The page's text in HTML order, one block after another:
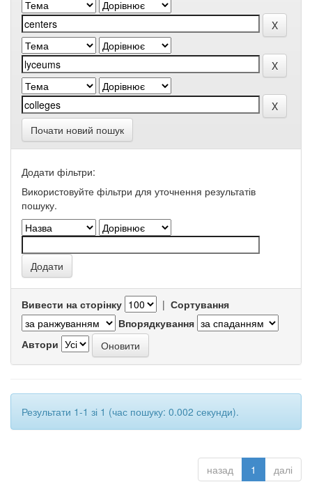
Почати новий пошук
Додати фільтри:
Використовуйте фільтри для уточнення результатів
пошуку.
Вивести на сторінку | Сортування
Впорядкування
Автори
Результати 1-1 зі 1 (час пошуку: 0.002 секунди).
назад 1 далі